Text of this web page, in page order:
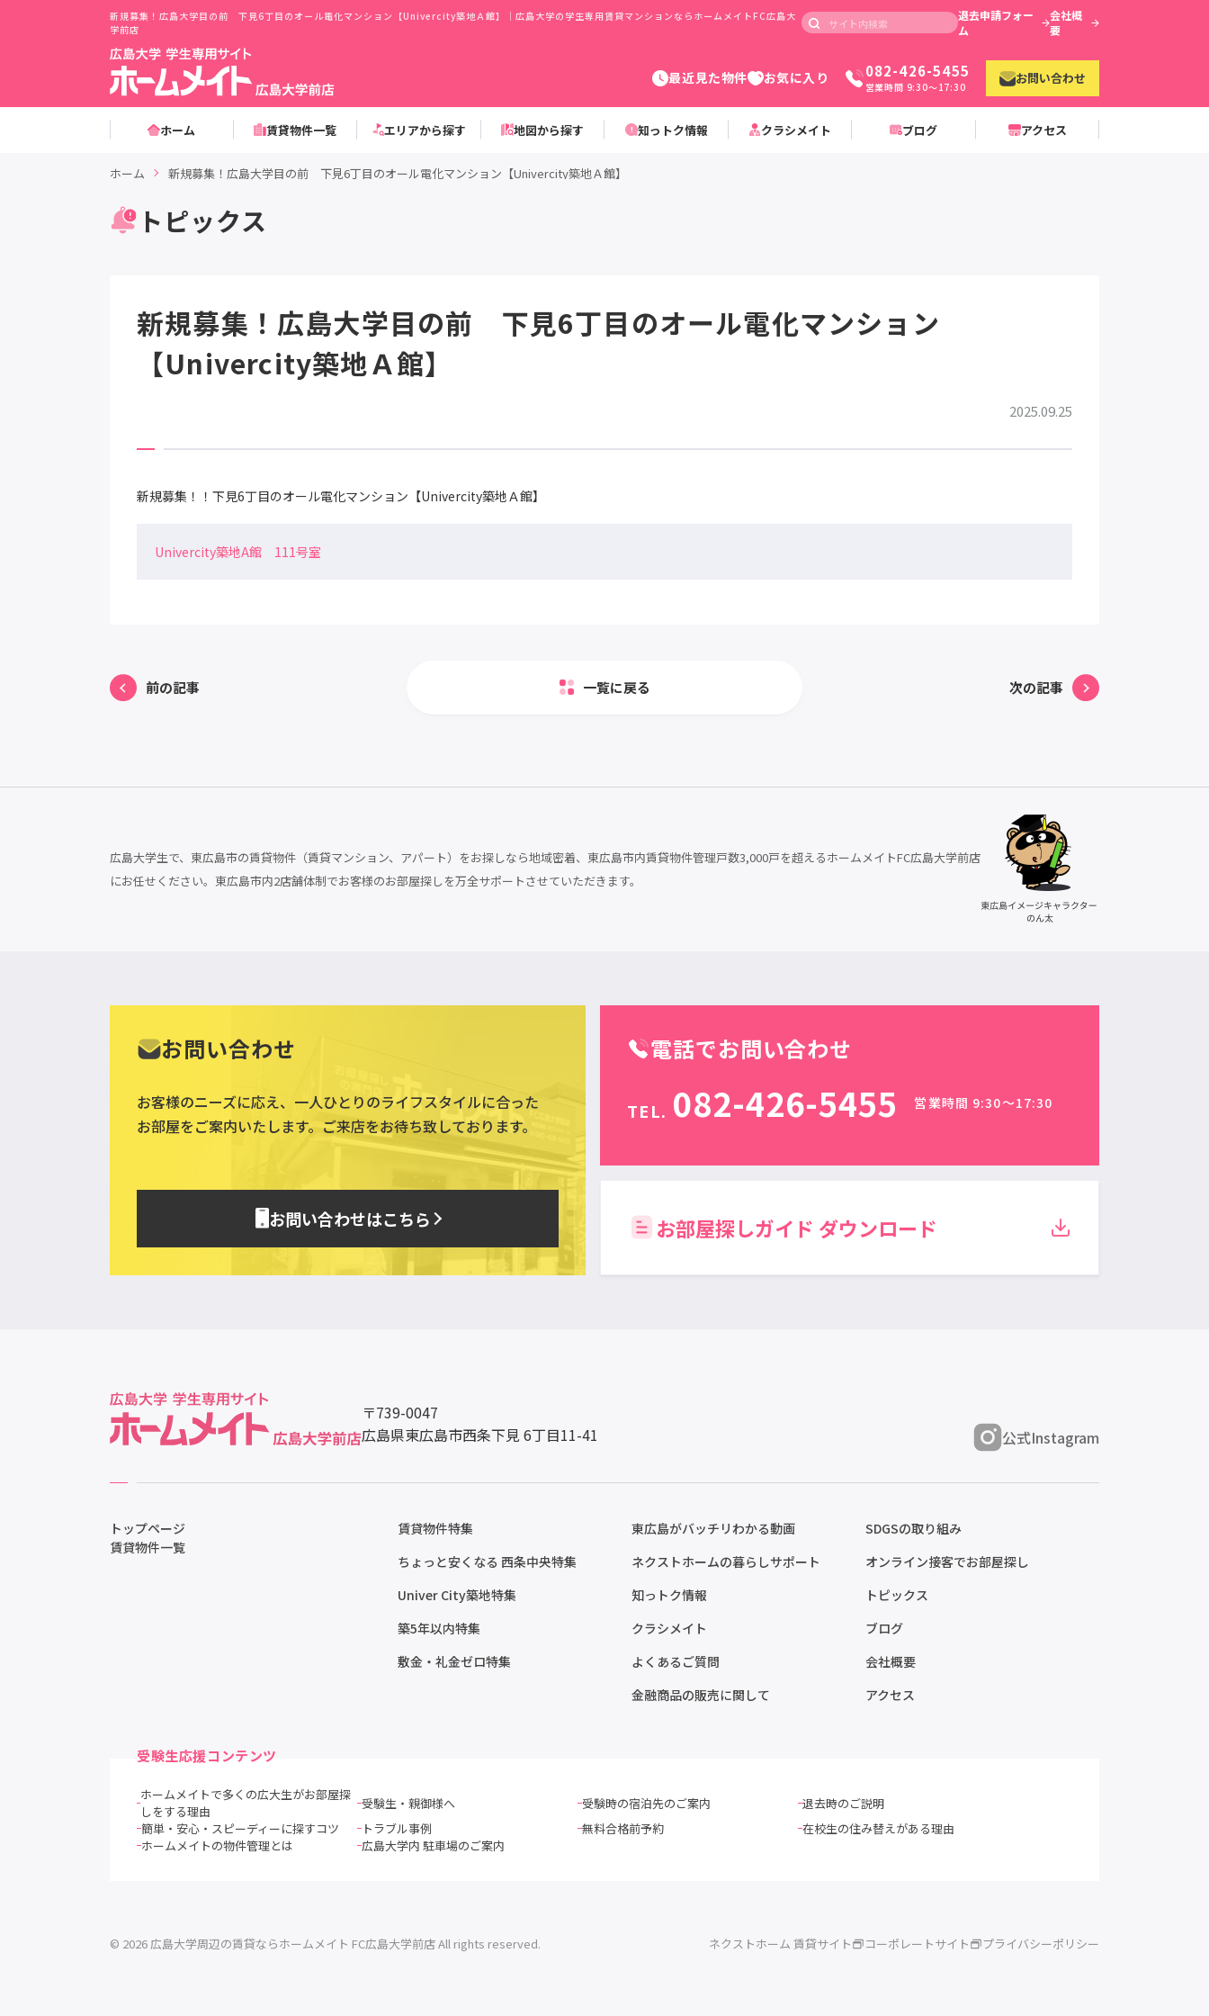
新規募集！広島大学目の前 下見6丁目のオール電化マンション【Univercity築地Ａ館】｜広島大学の学生専用賃貸マンションならホームメイトFC広島大
学前店
退去申請フォー
ム
会社概
要
最近見た物件 お気に入り 082-426-5455
営業時間 9:30〜17:30
お問い合わせ
ホーム 賃貸物件一覧 エリアから探す 地図から探す 知っトク情報 クラシメイト ブログ アクセス
ホーム 新規募集！広島大学目の前 下見6丁目のオール電化マンション【Univercity築地Ａ館】
トピックス
新規募集！広島大学目の前 下見6丁目のオール電化マンション
【Univercity築地Ａ館】
2025.09.25
新規募集！！下見6丁目のオール電化マンション【Univercity築地Ａ館】
Univercity築地A館 111号室
前の記事 一覧に戻る 次の記事
広島大学生で、東広島市の賃貸物件（賃貸マンション、アパート）をお探しなら地域密着、東広島市内賃貸物件管理戸数3,000戸を超えるホームメイトFC広島大学前店
にお任せください。東広島市内2店舗体制でお客様のお部屋探しを万全サポートさせていただきます。
お問い合わせ
お客様のニーズに応え、一人ひとりのライフスタイルに合った
お部屋をご案内いたします。ご来店をお待ち致しております。
お問い合わせはこちら
電話でお問い合わせ
TEL. 082-426-5455 営業時間 9:30〜17:30
お部屋探しガイド ダウンロード
〒739-0047
広島県東広島市西条下見 6丁目11-41
公式Instagram
トップページ
賃貸物件一覧
賃貸物件特集
ちょっと安くなる 西条中央特集
Univer City築地特集
築5年以内特集
敷金・礼金ゼロ特集
東広島がバッチリわかる動画
ネクストホームの暮らしサポート
知っトク情報
クラシメイト
よくあるご質問
金融商品の販売に関して
SDGSの取り組み
オンライン接客でお部屋探し
トピックス
ブログ
会社概要
アクセス
受験生応援コンテンツ
ホームメイトで多くの広大生がお部屋探
しをする理由
受験生・親御様へ 受験時の宿泊先のご案内
退去時のご説明
簡単・安心・スピーディーに探すコツ
トラブル事例 無料合格前予約
在校生の住み替えがある理由
ホームメイトの物件管理とは
広島大学内 駐車場のご案内
© 2026 広島大学周辺の賃貸ならホームメイト FC広島大学前店 All rights reserved. ネクストホーム 賃貸サイト コーポレートサイト プライバシーポリシー